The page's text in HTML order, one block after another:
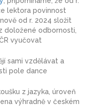
lektora povinnost
od r. 2024 složit
doložené odbornosti,
vyučovat
sami vzdělávat a
pole dance
z jazyka, úroveň
výhradně v českém